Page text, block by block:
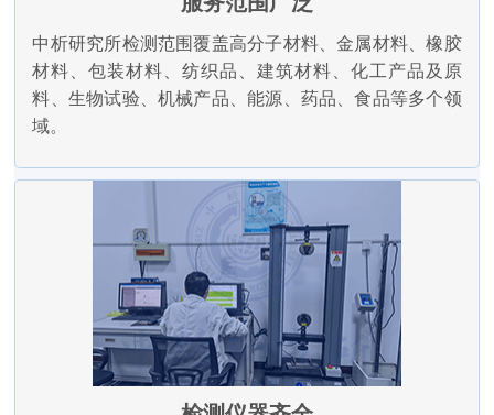
中析研究所检测范围覆盖高分子材料、金属材料、橡胶
材料、包装材料、纺织品、建筑材料、化工产品及原
料、生物试验、机械产品、能源、药品、食品等多个领
域。